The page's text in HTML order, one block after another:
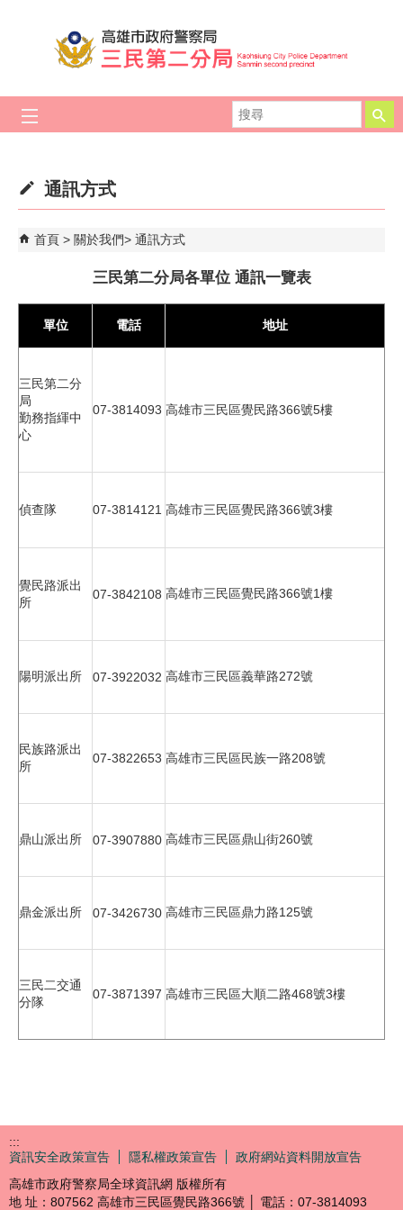
尋
通訊方式
首頁 關於我們 通訊方式
三民第二分局各單位 通訊一覽表
單位 電話 地址
三民第二分
局
勤務指緷中
心
07-3814093 高雄市三民區覺民路366號5樓
偵查隊 07-3814121 高雄市三民區覺民路366號3樓
覺民路派出
所
07-3842108 高雄市三民區覺民路366號1樓
陽明派出所 07-3922032 高雄市三民區義華路272號
民族路派出
所
07-3822653 高雄市三民區民族一路208號
鼎山派出所 07-3907880 高雄市三民區鼎山街260號
鼎金派出所 07-3426730 高雄市三民區鼎力路125號
三民二交通
分隊
07-3871397 高雄市三民區大順二路468號3樓
:::
資訊安全政策宣告
隱私權政策宣告
政府網站資料開放宣告
高雄市政府警察局全球資訊網 版權所有
地 址：807562 高雄市三民區覺民路366號 │ 電話：07-3814093